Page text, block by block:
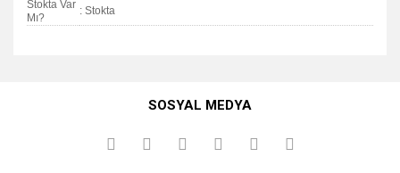
Stokta Var
Mı?
: Stokta
kullanarak tarafımıza iletebilirsiniz.
Görüş ve önerileriniz için teşekkür ederiz.
SOSYAL MEDYA